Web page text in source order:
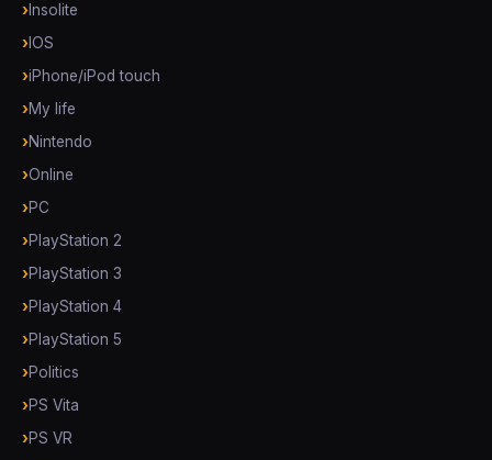
Insolite
IOS
iPhone/iPod touch
My life
Nintendo
Online
PC
PlayStation 2
PlayStation 3
PlayStation 4
PlayStation 5
Politics
PS Vita
PS VR